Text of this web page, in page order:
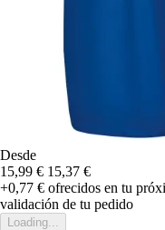
Desde
15,99 € 15,37 €
+0,77 € ofrecidos en tu
validación de tu pedido
Loading...